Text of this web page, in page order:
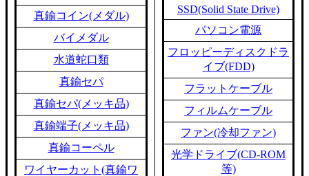
真鍮コイン(メダル)
バイメダル
水道蛇口類
真鍮セパ
真鍮セパ(メッキ品)
真鍮端子(メッキ品)
真鍮コーペル
ワイヤーカット(真鍮ワ
SSD(Solid State Drive)
パソコン電源
フロッピーディスクドラ
イブ(FDD)
フラットケーブル
フィルムケーブル
ファン(冷却ファン)
光学ドライブ(CD-ROM
等)